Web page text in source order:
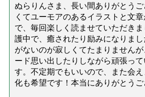
ぬらりんさま、長い間ありがとう
くてユーモアのあるイラストと文
で、毎回楽しく読ませていただき
護中で、癒されたり励みになりま
がないのが寂しくてたまりません
ード思い出したりしながら頑張って
す。不定期でもいいので、また会
化も希望です！本当にありがとうご